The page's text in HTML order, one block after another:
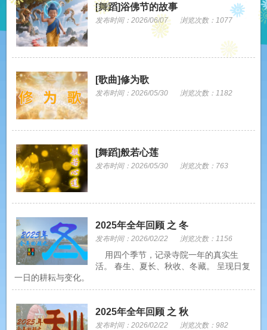
[舞蹈]浴佛节的故事
发布时间：2026/06/07 浏览次数：1077
[歌曲]修为歌
发布时间：2026/05/30 浏览次数：1182
[舞蹈]般若心莲
发布时间：2026/05/30 浏览次数：763
2025年全年回顾 之 冬
发布时间：2026/02/22 浏览次数：1156
用四个季节，记录寺院一年的真实生
活。 春生、夏长、秋收、冬藏。 呈现日复
一日的耕耘与变化。
2025年全年回顾 之 秋
发布时间：2026/02/22 浏览次数：982